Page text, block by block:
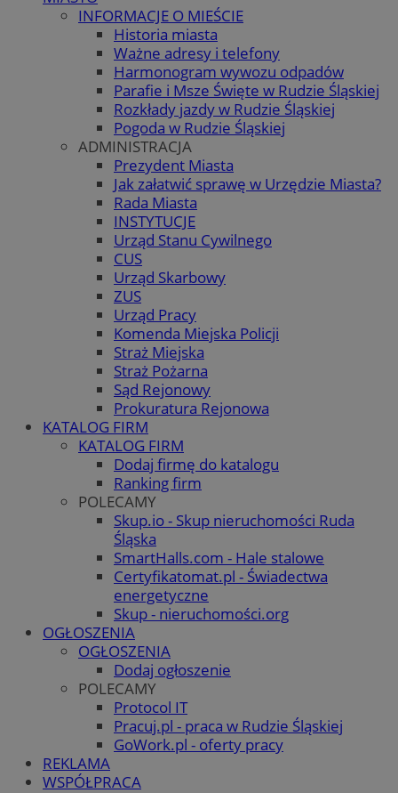
INFORMACJE O MIEŚCIE
Historia miasta
Ważne adresy i telefony
Harmonogram wywozu odpadów
Parafie i Msze Święte w Rudzie Śląskiej
Rozkłady jazdy w Rudzie Śląskiej
Pogoda w Rudzie Śląskiej
ADMINISTRACJA
Prezydent Miasta
Jak załatwić sprawę w Urzędzie Miasta?
Rada Miasta
INSTYTUCJE
Urząd Stanu Cywilnego
CUS
Urząd Skarbowy
ZUS
Urząd Pracy
Komenda Miejska Policji
Straż Miejska
Straż Pożarna
Sąd Rejonowy
Prokuratura Rejonowa
KATALOG FIRM
KATALOG FIRM
Dodaj firmę do katalogu
Ranking firm
POLECAMY
Skup.io - Skup nieruchomości Ruda
Śląska
SmartHalls.com - Hale stalowe
Certyfikatomat.pl - Świadectwa
energetyczne
Skup - nieruchomości.org
OGŁOSZENIA
OGŁOSZENIA
Dodaj ogłoszenie
POLECAMY
Protocol IT
Pracuj.pl - praca w Rudzie Śląskiej
GoWork.pl - oferty pracy
REKLAMA
WSPÓŁPRACA